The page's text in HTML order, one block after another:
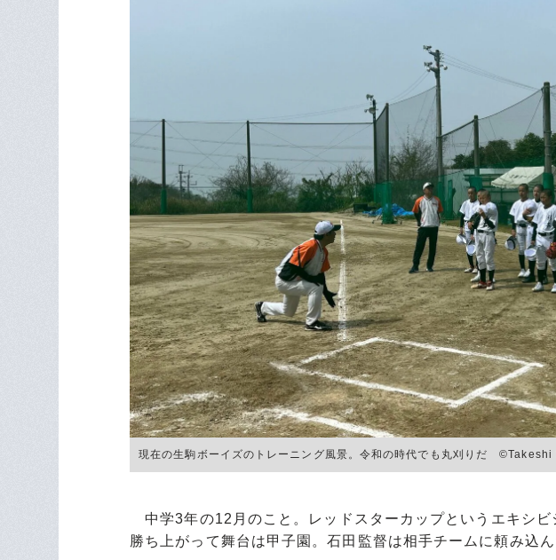
現在の生駒ボーイズのトレーニング風景。令和の時代でも丸刈りだ
中学3年の12月のこと。レッドスターカップというエキシビ
勝ち上がって舞台は甲子園。石田監督は相手チームに頼み込ん